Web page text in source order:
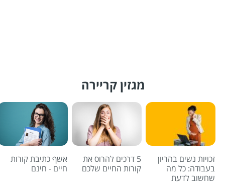
מגזין קריירה
זכויות נשים בהריון
בעבודה: כל מה
שחשוב לדעת
5 דרכים להרוס את
קורות החיים שלכם
אשף כתיבת קורות
חיים - חינם